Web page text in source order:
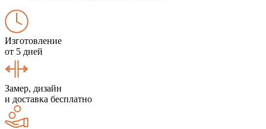
Изготовление
от 5 дней
Замер, дизайн
и доставка бесплатно